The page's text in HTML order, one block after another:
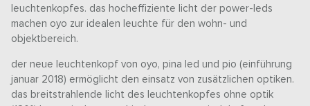
leuchtenkopfes. das hocheffiziente licht der power-leds
machen oyo zur idealen leuchte für den wohn- und
objektbereich.
der neue leuchtenkopf von oyo, pina led und pio (einführung
januar 2018) ermöglicht den einsatz von zusätzlichen optiken.
das breitstrahlende licht des leuchtenkopfes ohne optik